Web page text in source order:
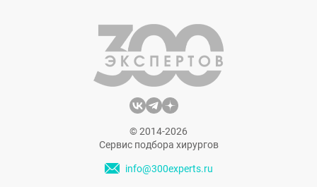
хирургическим вмешательством. Но тренд
на большие и сексуальные попу и бедра не
ослабевает уже несколько лет. Главные
трендсеттеры в этом направлении –
западные звезды, которые в последнее
время очень много внимания уделяют
объему своих ягодиц.
© 2014-2026
Сервис подбора хирургов
info@300experts.ru